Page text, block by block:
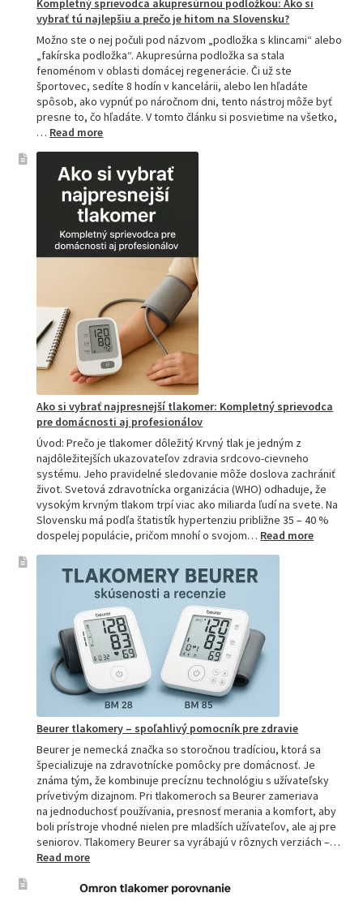
vybrať tú najlepšiu a prečo je hitom na Slovensku?
Možno ste o nej počuli pod názvom „podložka s klincami“ alebo
„fakírska podložka“. Akupresúrna podložka sa stala
fenoménom v oblasti domácej regenerácie. Či už ste
športovec, sedíte 8 hodín v kancelárii, alebo len hľadáte
spôsob, ako vypnúť po náročnom dni, tento nástroj môže byť
presne to, čo hľadáte. V tomto článku si posvietime na všetko,
… Read more:
akupresúrnou
podložkou:
Ako
si
vybrať
tú
prečo
je
hitom
na
Slovensku?
Ako si vybrať najpresnejší tlakomer: Kompletný sprievodca
pre domácnosti aj profesionálov
Úvod: Prečo je tlakomer dôležitý Krvný tlak je jedným z
najdôležitejších ukazovateľov zdravia srdcovo-cievneho
systému. Jeho pravidelné sledovanie môže doslova zachrániť
život. Svetová zdravotnícka organizácia (WHO) odhaduje, že
vysokým krvným tlakom trpí viac ako miliarda ľudí na svete. Na
Slovensku má podľa štatistík hypertenziu približne 35 – 40 %
dospelej populácie, pričom mnohí o svojom… Read more:
Beurer tlakomery – spoľahlivý pomocník pre zdravie
Beurer je nemecká značka so storočnou tradíciou, ktorá sa
špecializuje na zdravotnícke pomôcky pre domácnosť. Je
známa tým, že kombinuje precíznu technológiu s užívateľsky
prívetivým dizajnom. Pri tlakomeroch sa Beurer zameriava
na jednoduchosť používania, presnosť merania a komfort, aby
boli prístroje vhodné nielen pre mladších užívateľov, ale aj pre
seniorov. Tlakomery Beurer sa vyrábajú v rôznych verziách –…
Read more:
tlakomery